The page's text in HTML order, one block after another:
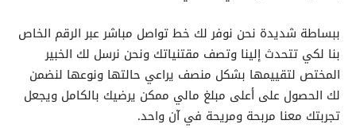
ببساطة شديدة نحن نوفر لك خط تواصل مباشر عبر الرقم الخاص
بنا لكي تتحدث إلينا وتصف مقتنياتك ونحن نرسل لك الخبير
المختص لتقييمها بشكل منصف يراعي حالتها ونوعها لنضمن
لك الحصول على أعلى مبلغ مالي ممكن يرضيك بالكامل ويجعل
تجربتك معنا مربحة ومريحة في آن واحد.